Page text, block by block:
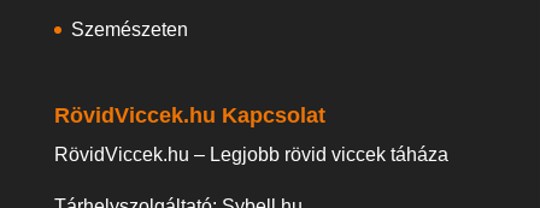
Szemészeten
RövidViccek.hu Kapcsolat
RövidViccek.hu – Legjobb rövid viccek táháza